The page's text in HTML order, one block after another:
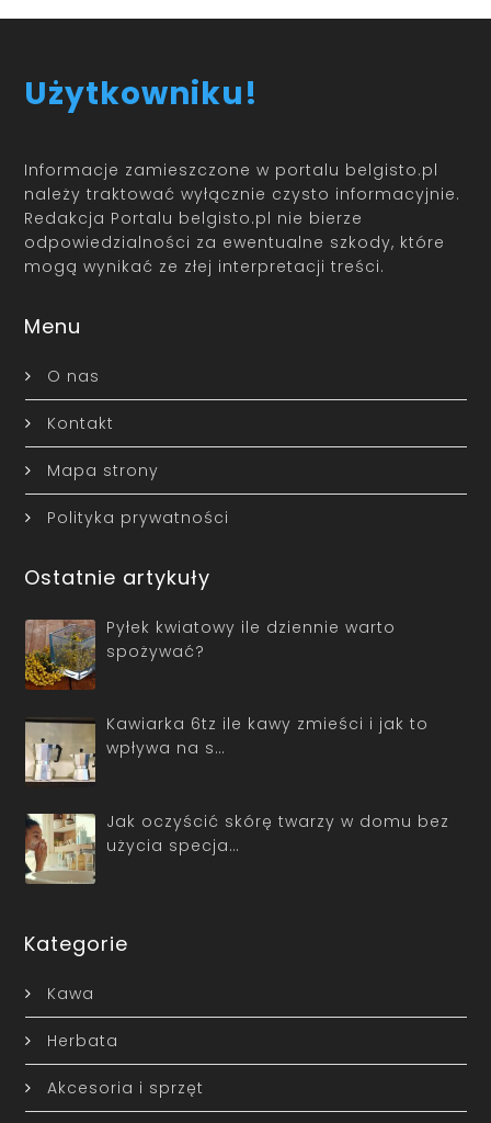
Użytkowniku!
Informacje zamieszczone w portalu belgisto.pl
należy traktować wyłącznie czysto informacyjnie.
Redakcja Portalu belgisto.pl nie bierze
odpowiedzialności za ewentualne szkody, które
mogą wynikać ze złej interpretacji treści.
Menu
O nas
Kontakt
Mapa strony
Polityka prywatności
Ostatnie artykuły
Pyłek kwiatowy ile dziennie warto
spożywać?
Kawiarka 6tz ile kawy zmieści i jak to
wpływa na s…
Jak oczyścić skórę twarzy w domu bez
użycia specja…
Kategorie
Kawa
Herbata
Akcesoria i sprzęt